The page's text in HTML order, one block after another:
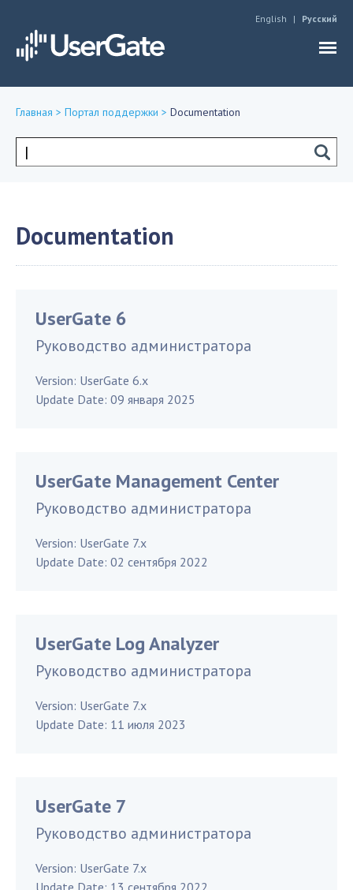
English Русский
здесь
Главная > Портал поддержки > Documentation
Форма
Documentation
UserGate 6
Руководство администратора
Version: UserGate 6.x
Update Date: 09 января 2025
UserGate Management Center
Руководство администратора
Version: UserGate 7.x
Update Date: 02 сентября 2022
UserGate Log Analyzer
Руководство администратора
Version: UserGate 7.x
Update Date: 11 июля 2023
UserGate 7
Руководство администратора
Version: UserGate 7.x
Update Date: 13 сентября 2022